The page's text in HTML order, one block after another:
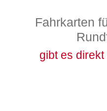
Fahrkarten
gibt es